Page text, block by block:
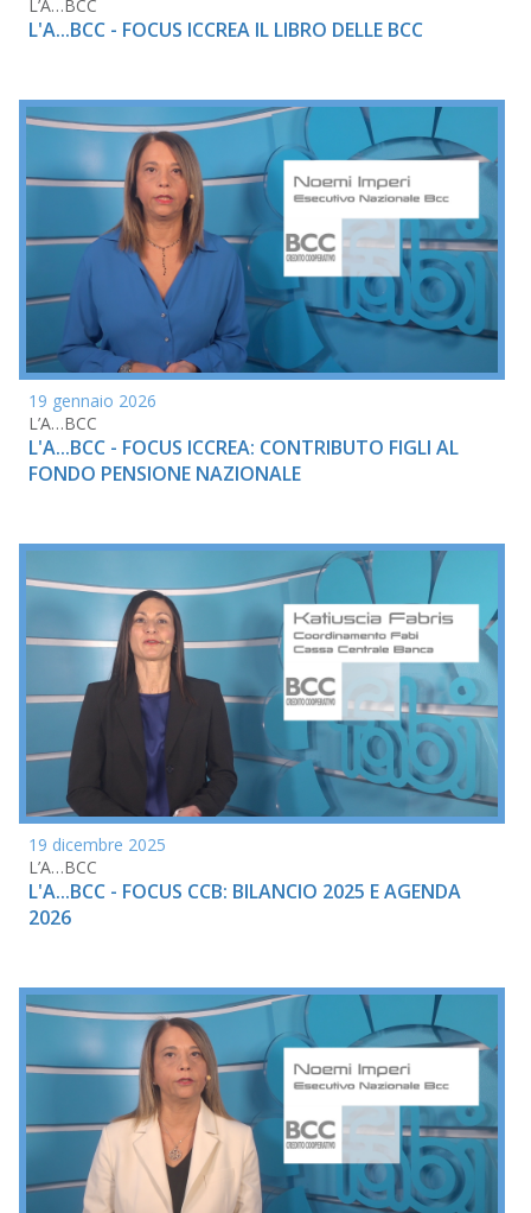
L’A…BCC
L'A...BCC - FOCUS ICCREA IL LIBRO DELLE BCC
19 gennaio 2026
L’A…BCC
L'A...BCC - FOCUS ICCREA: CONTRIBUTO FIGLI AL
FONDO PENSIONE NAZIONALE
19 dicembre 2025
L’A…BCC
L'A...BCC - FOCUS CCB: BILANCIO 2025 E AGENDA
2026